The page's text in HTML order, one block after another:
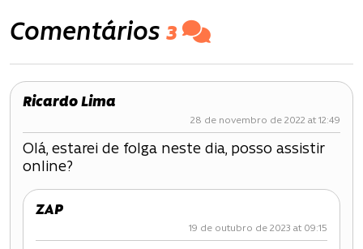
v
e
g
a
ç
ã
o
Comentários 3
Ricardo Lima
28 de novembro de 2022 at 12:49
Olá, estarei de folga neste dia, posso assistir
online?
ZAP
19 de outubro de 2023 at 09:15